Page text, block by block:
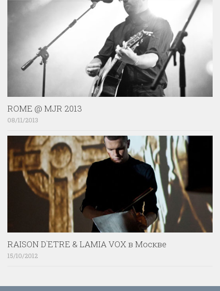
ROME @ MJR 2013
08/11/2013
RAISON D`ETRE & LAMIA VOX в Москве
15/10/2012